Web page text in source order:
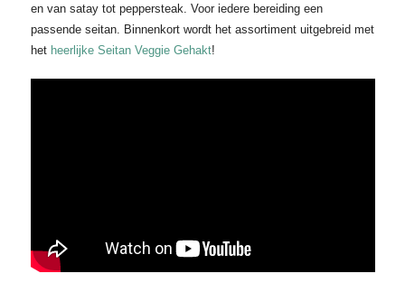
en van satay tot peppersteak. Voor iedere bereiding een
passende seitan. Binnenkort wordt het assortiment uitgebreid met
hetheerlijke Seitan Veggie Gehakt!